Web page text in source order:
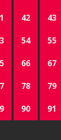
42 43
54 55
66 67
78 79
90 91